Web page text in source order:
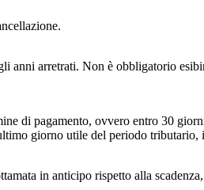
anni arretrati. Non è obbligatorio
di pagamento, ovvero entro 30
giorno utile del periodo
in anticipo rispetto alla